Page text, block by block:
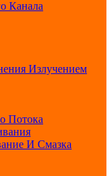
Канала
Излучением
Потока
И Смазка